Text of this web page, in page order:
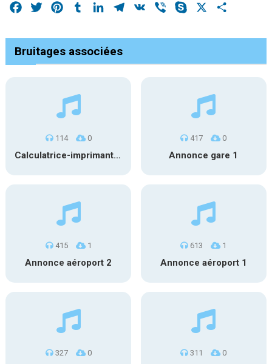
Facebook
Twitter PinterestTumblrLinkedInTelegram
VK Viber Skype
Bruitages associées
114 0
Calculatrice-imprimante #6
417 0
Annonce gare 1
415 1
Annonce aéroport 2
613 1
Annonce aéroport 1
327 0 311 0